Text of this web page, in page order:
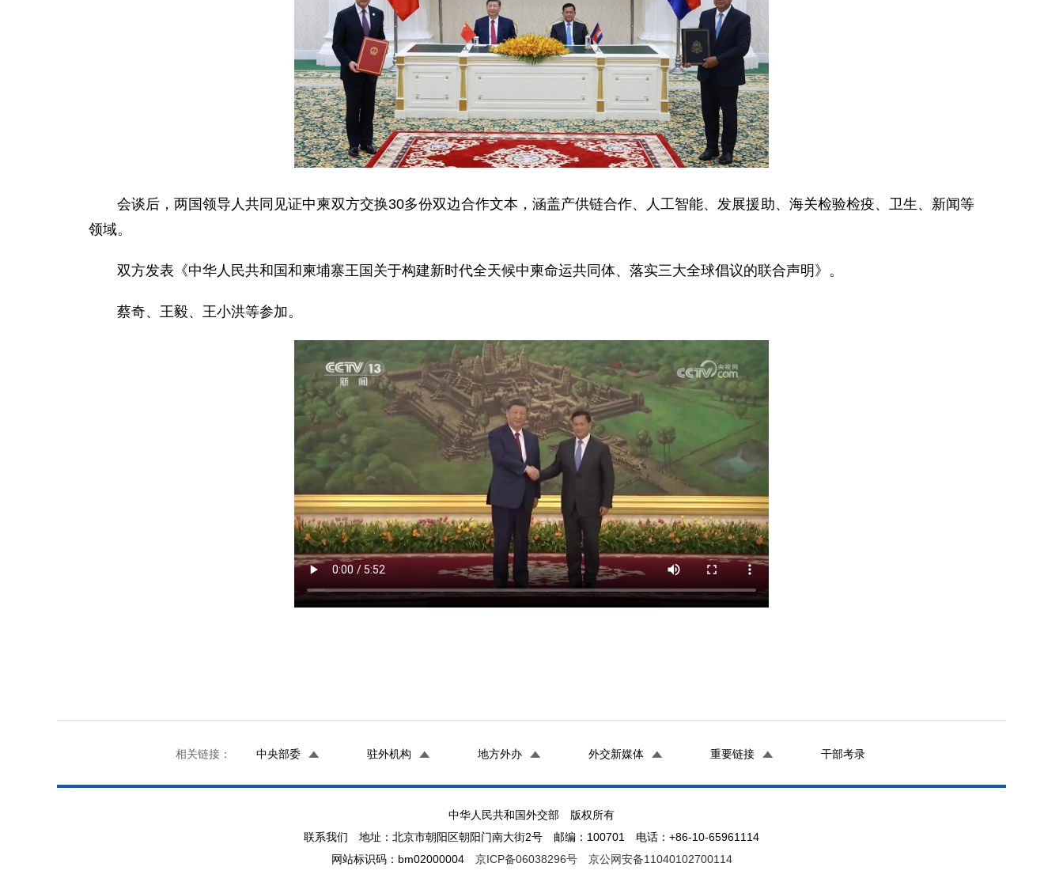
会谈后，两国领导人共同见证中柬双方交换30多份双边合作文本，涵盖产供链合作、人工智能、发展援助、海关检验检疫、卫生、新闻等
领域。
双方发表《中华人民共和国和柬埔寨王国关于构建新时代全天候中柬命运共同体、落实三大全球倡议的联合声明》。
蔡奇、王毅、王小洪等参加。
相关链接： 中央部委 驻外机构 地方外办 外交新媒体 重要链接 干部考录
中华人民共和国外交部 版权所有
联系我们 地址：北京市朝阳区朝阳门南大街2号 邮编：100701 电话：+86-10-65961114
网站标识码：bm02000004 京ICP备06038296号 京公网安备11040102700114